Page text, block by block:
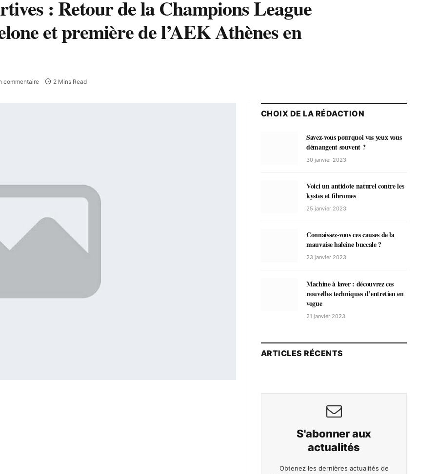
: Retour de la Champions League
et première de l’AEK Athènes en
commentaire 2 Mins Read
CHOIX DE LA RÉDACTION
Savez-vous pourquoi vos yeux vous
démangent souvent ?
30 janvier 2023
Voici un antidote naturel contre les
kystes et fibromes
25 janvier 2023
Connaissez-vous ces causes de la
mauvaise haleine buccale ?
23 janvier 2023
Machine à laver : découvrez ces
nouvelles techniques d’entretien en
vogue
21 janvier 2023
ARTICLES RÉCENTS
S'abonner aux
actualités
Obtenez les dernières actualités de